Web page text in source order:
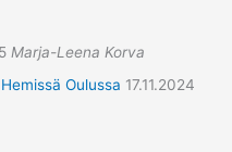
Marja-Leena Korva
Oulussa 17.11.2024